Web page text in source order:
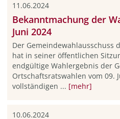
11.06.2024
Bekanntmachung der
Juni 2024
Der Gemeindewahlausschuss
hat in seiner öffentlichen
endgültige Wahlergebnis der
Ortschaftsratswahlen vom 09.
vollständigen ... [mehr]
10.06.2024